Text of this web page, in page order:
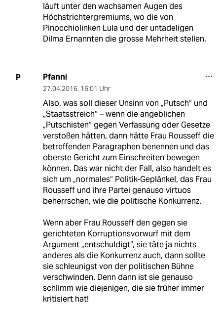
läuft unter den wachsamen Augen des
Höchstrichtergremiums, wo die von
Pinocchiolinken Lula und der untadeligen
Dilma Ernannten die grosse Mehrheit stellen.
P Pfanni
27.04.2016, 16:01 Uhr
Also, was soll dieser Unsinn von „Putsch“ und
„Staatsstreich“ – wenn die angeblichen
„Putschisten“ gegen Verfassung oder Gesetze
verstoßen hätten, dann hätte Frau Rousseff die
betreffenden Paragraphen benennen und das
oberste Gericht zum Einschreiten bewegen
können. Das war nicht der Fall, also handelt es
sich um „normales“ Politik-Geplänkel, das Frau
Rousseff und ihre Partei genauso virtuos
beherrschen, wie die politische Konkurrenz.
Wenn aber Frau Rousseff den gegen sie
gerichteten Korruptionsvorwurf mit dem
Argument „entschuldigt“, sie täte ja nichts
anderes als die Konkurrenz auch, dann sollte
sie schleunigst von der politischen Bühne
verschwinden. Denn dann ist sie genauso
schlimm wie diejenigen, die sie früher immer
kritisiert hat!